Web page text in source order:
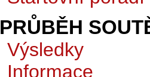
PRŮBĚH
Výsledky
Informace